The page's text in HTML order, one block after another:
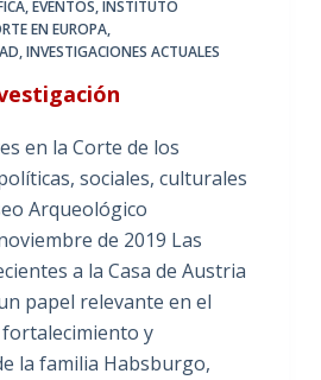
,EVENTOS,INSTITUTO
EN EUROPA,
,INVESTIGACIONES ACTUALES
en la Corte de los
sociales, culturales
Arqueológico
de 2019 Las
a la Casa de Austria
papel relevante en el
y
la familia Habsburgo,